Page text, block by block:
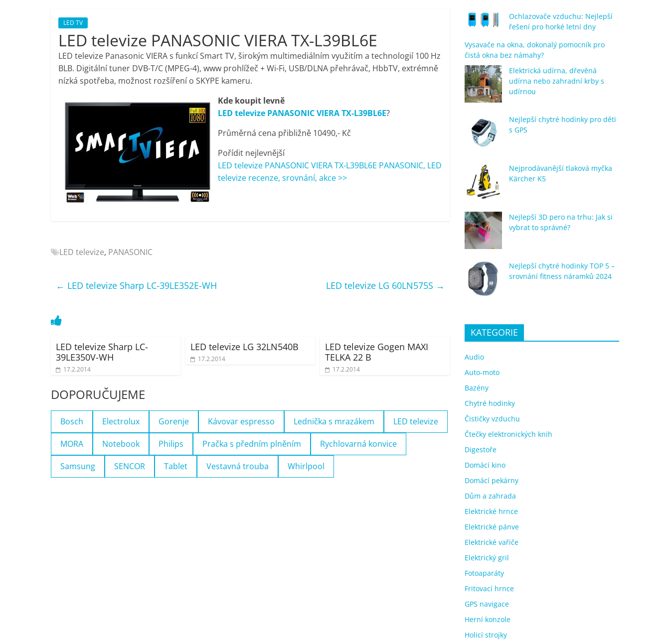
porovnání,
pračky,
televize,
notebooky,
mobilní
telefony,
kávovary,
elektronika
porovnání
televize,
notebooky,
mobilní
telefony,
kávovary,
LED TV
LED televize PANASONIC VIERA TX-L39BL6E
LED televize Panasonic VIERA s funkcí Smart TV, širokým multimediálním využitím a technologií 100 Hz
BLB. Digitální tuner DVB-T/C (MPEG-4), www prohlížeč + Wi-Fi, USB/DLNA přehrávač, HbbTV, extrémně
nízká spotřeba, možnost rozšíření o SKYPE kameru.
Kde koupit levně
LED televize PANASONIC VIERA TX-L39BL6E?
Průměrná cena přibližně 10490,- Kč
Pořídit nejlevnější
LED televize PANASONIC VIERA TX-L39BL6E PANASONIC, LED
televize recenze, srovnání, akce >>
LED televize, PANASONIC
← LED televize Sharp LC-39LE352E-WH LED televize LG 60LN575S →
LED televize Sharp LC-
39LE350V-WH
17.2.2014
LED televize LG 32LN540B
17.2.2014
LED televize Gogen MAXI
TELKA 22 B
17.2.2014
DOPORUČUJEME
Bosch Electrolux Gorenje Kávovar espresso Lednička s mrazákem LED televize
MORA Notebook Philips Pračka s předním plněním Rychlovarná konvice
Samsung SENCOR Tablet Vestavná trouba Whirlpool
Ochlazovače vzduchu: Nejlepší
řešení pro horké letní dny
Vysavače na okna, dokonalý pomocník pro
čistá okna bez námahy?
Elektrická udírna, dřevěná
udírna nebo zahradní krby s
udírnou
Nejlepší chytré hodinky pro děti
s GPS
Nejprodávanější tlaková myčka
Kärcher K5
Nejlepší 3D pero na trhu: Jak si
vybrat to správné?
Nejlepší chytré hodinky TOP 5 –
srovnání fitness náramků 2024
KATEGORIE
Audio
Auto-moto
Bazény
Chytré hodinky
Čističky vzduchu
Čtečky elektronických knih
Digestoře
Domácí kino
Domácí pekárny
Dům a zahrada
Elektrické hrnce
Elektrické pánve
Elektrické vařiče
Elektrický gril
Fotoaparáty
Fritovací hrnce
GPS navigace
Herní konzole
Holicí strojky